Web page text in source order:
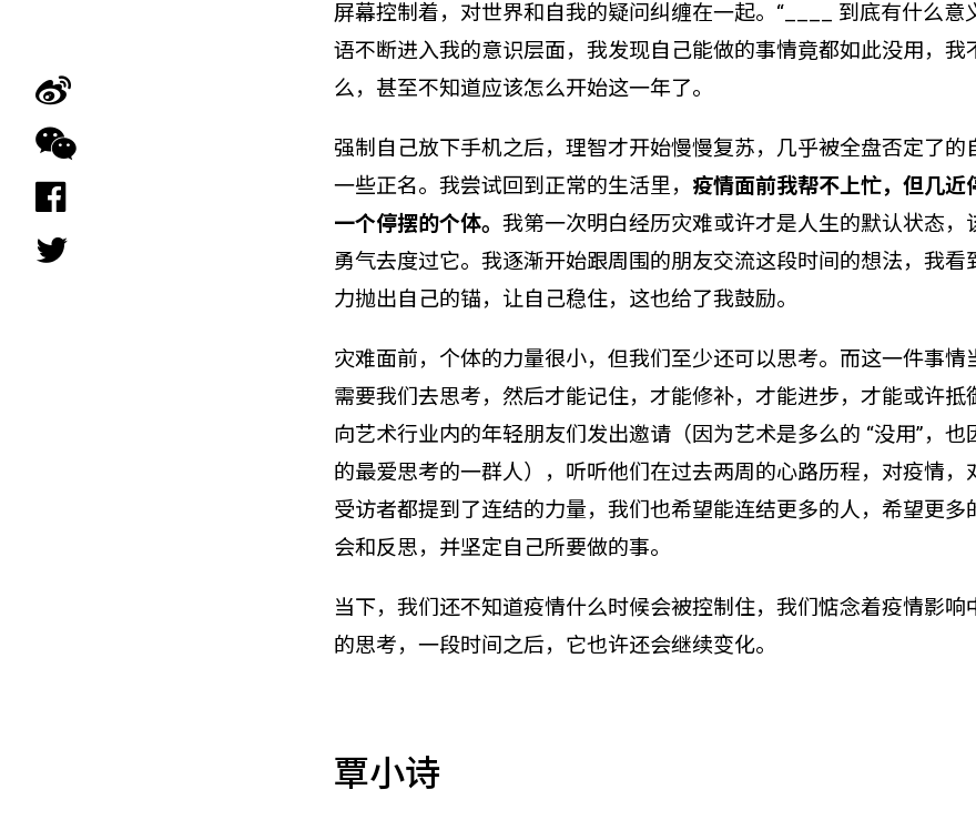
屏幕控制着，对世界和自我的疑问纠缠在一起。“____ 到底有什么意
语不断进入我的意识层面，我发现自己能做的事情竟都如此没用，我
么，甚至不知道应该怎么开始这一年了。
强制自己放下手机之后，理智才开始慢慢复苏，几乎被全盘否定了的
一些正名。我尝试回到正常的生活里， 疫情面前我帮不上忙，但几近
一个停摆的个体。 我第一次明白经历灾难或许才是人生的默认状态，
勇气去度过它。我逐渐开始跟周围的朋友交流这段时间的想法，我看
力抛出自己的锚，让自己稳住，这也给了我鼓励。
灾难面前，个体的力量很小，但我们至少还可以思考。而这一件事情
需要我们去思考，然后才能记住，才能修补，才能进步，才能或许抵
向艺术行业内的年轻朋友们发出邀请（因为艺术是多么的 “没用”，也
的最爱思考的一群人），听听他们在过去两周的心路历程，对疫情，
受访者都提到了连结的力量，我们也希望能连结更多的人，希望更多
会和反思，并坚定自己所要做的事。
当下，我们还不知道疫情什么时候会被控制住，我们惦念着疫情影响
的思考，一段时间之后，它也许还会继续变化。
覃小诗